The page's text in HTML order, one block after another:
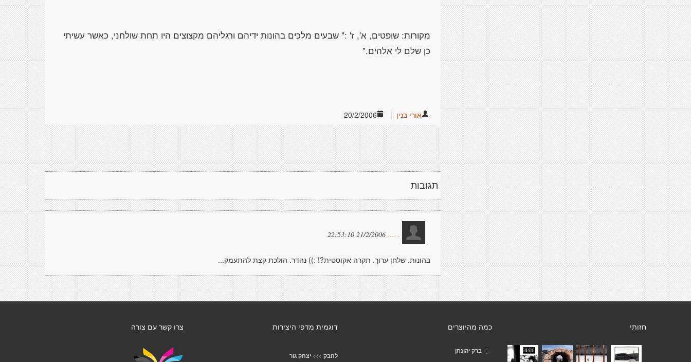
מקורות: שופטים, א', ז' :" שבעים מלכים בהונות ידיהם ורגליהם מקצוצים היו תחת שולחני, כאשר עשיתי
כן שלם לי אלהים."
20/2/2006 אורי בנין
תגובות
21/2/2006 22:53:10
בהונות. שלחן ערוך. תקרה אקוסטית?! :)) נהדר. הולכת קצת להתעמק...
צרו קשר עם צורה דוגמית מדפי היצירות
לחבק >>> יצחק גור
כמה מהיוצרים
ברק יהונתן
חזותי